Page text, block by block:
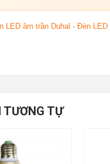
LED âm trần Duhal · Đèn LED
TƯƠNG TỰ